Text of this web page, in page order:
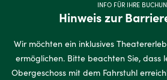
INFO FÜR IHRE
Hinweis zur
Wir möchten ein inklusives
ermöglichen. Bitte beachten Sie, dass
Obergeschoss mit dem Fahrstuhl